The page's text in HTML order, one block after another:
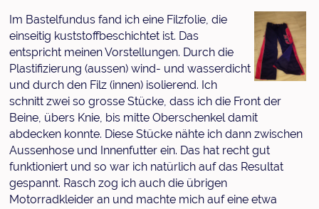
Im Bastelfundus fand ich eine Filzfolie, die
einseitig kuststoffbeschichtet ist. Das
entspricht meinen Vorstellungen. Durch die
Plastifizierung (aussen) wind- und wasserdicht
und durch den Filz (innen) isolierend. Ich
schnitt zwei so grosse Stücke, dass ich die Front der
Beine, übers Knie, bis mitte Oberschenkel damit
abdecken konnte. Diese Stücke nähte ich dann zwischen
Aussenhose und Innenfutter ein. Das hat recht gut
funktioniert und so war ich natürlich auf das Resultat
gespannt. Rasch zog ich auch die übrigen
Motorradkleider an und machte mich auf eine etwa